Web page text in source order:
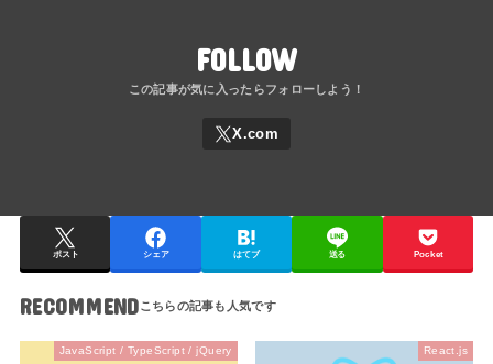
FOLLOW
ポスト シェア はてブ 送る Pocket
RECOMMEND
JavaScript / TypeScript / jQuery React.js